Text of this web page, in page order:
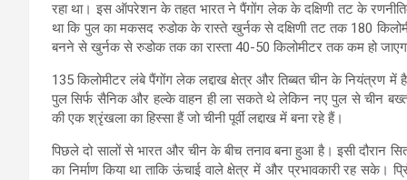
रहा था। इस ऑपरेशन के तहत भारत ने पैंगोंग लेक के दक्षिणी तट के
था कि पुल का मकसद रुडोक के रास्ते खुर्नक से दक्षिणी तट तक 180
बनने से खुर्नक से रुडोक तक का रास्ता 40-50 किलोमीटर तक कम हो
135 किलोमीटर लंबे पैंगोंग लेक लद्दाख क्षेत्र और तिब्बत चीन के नियंत्रण
पुल सिर्फ सैनिक और हल्के वाहन ही ला सकते थे लेकिन नए पुल से चीन
की एक श्रृंखला का हिस्सा हैं जो चीनी पूर्वी लद्दाख में बना रहे हैं।
पिछले दो सालों से भारत और चीन के बीच तनाव बना हुआ है। इसी
का निर्माण किया था ताकि ऊंचाई वाले क्षेत्र में और प्रभावकारी रह सके।